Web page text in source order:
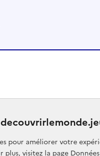
pour améliorer votre
plus, visitez la page